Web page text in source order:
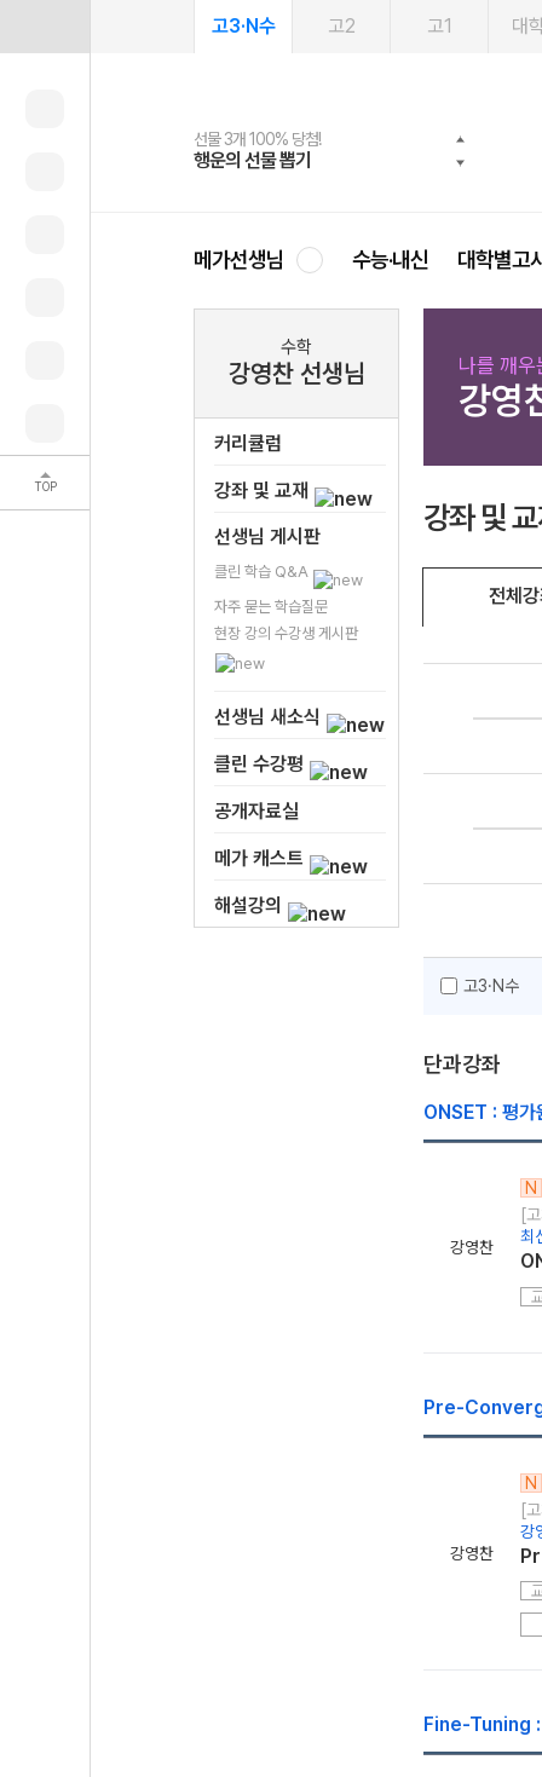
TOP
고3·N수 고2 고1 대
선물 3개 100% 당첨!
행운의 선물 뽑기
선물 100% 증정!
메가스터디 X 올리브
여름방학 스터디 캐시백
메가런 썸머스쿨
2027 러셀 단과
강사 공개선발
스마트러닝앱
설문 EVENT
메가패스
3일 무료 체험권
메가패스 수강생 무료혜택!
메가클럽 멤버십
사회공헌 캠페인
희망이룸 메가나눔
메가선생님 수능·내신 대학별고
수학
강영찬 선생님
커리큘럼
강좌 및 교재
선생님 게시판
클린 학습 Q&A
자주 묻는 학습질문
현장 강의 수강생 게시판
선생님 새소식
클린 수강평
공개자료실
메가 캐스트
해설강의
나를 깨
강영
강좌 및
전체
고3·N수
단과강좌
ONSET : 평가
강영찬
N
[
최
Pre-
강영찬
N
[
강
Fine-Tuning :